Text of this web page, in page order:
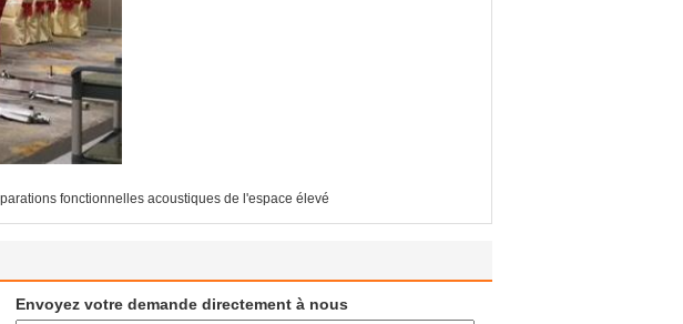
fonctionnelles acoustiques de l'espace élevé
Envoyez votre demande directement à nous